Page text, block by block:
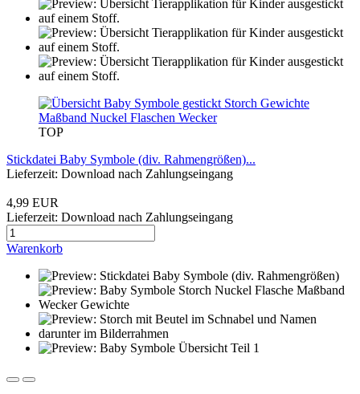
TOP
Stickdatei Baby Symbole (div. Rahmengrößen)...
Lieferzeit: Download nach Zahlungseingang
4,99 EUR
Lieferzeit: Download nach Zahlungseingang
Warenkorb